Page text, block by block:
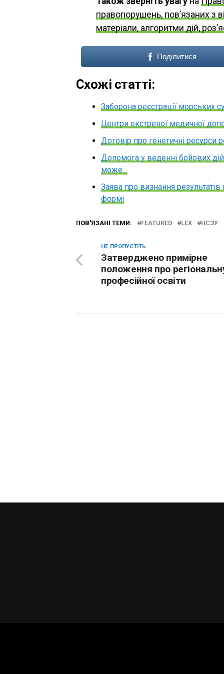
правопорушень, пов’язаних з
матеріали, алгоритми дій,
Поділитися
Схожі статті:
Заборона реєстрації морських
Центри екстреної медичної
Договір про генетичні ресурси
Допомога у веденні бойових
може…
Заява про визнання
формі
ПОВ'ЯЗАНІ ТЕМИ: FEATURED LEX НСЗУ
НЕ ПРОПУСТІТЬ
Затверджено примірне
положення про
професійної освіти